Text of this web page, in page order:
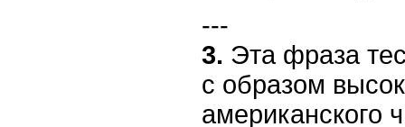
---
3. Эта фраза
с образом
американского